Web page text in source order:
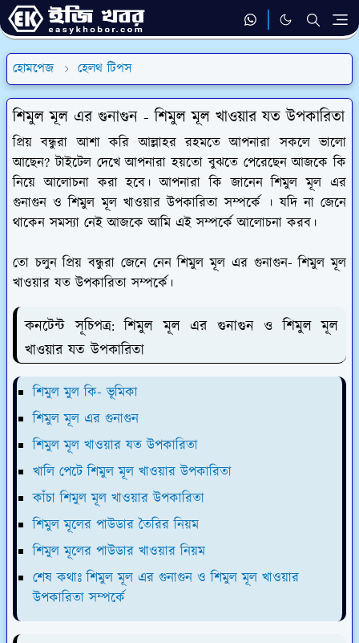
হোমপেজ হেলথ টিপস
শিমুল মূল এর গুনাগুন - শিমুল মূল খাওয়ার যত উপকারিতা
প্রিয় বন্ধুরা আশা করি আল্লাহর রহমতে আপনারা সকলে ভালো
আছেন? টাইটেল দেখে আপনারা হয়তো বুঝতে পেরেছেন আজকে কি
নিয়ে আলোচনা করা হবে। আপনারা কি জানেন শিমুল মূল এর
গুনাগুন ও শিমুল মূল খাওয়ার উপকারিতা সম্পর্কে । যদি না জেনে
থাকেন সমস্যা নেই আজকে আমি এই সম্পর্কে আলোচনা করব।
তো চলুন প্রিয় বন্ধুরা জেনে নেন শিমুল মূল এর গুনাগুন- শিমুল মূল
খাওয়ার যত উপকারিতা সম্পর্কে।
কনটেন্ট সূচিপত্র: শিমুল মূল এর গুনাগুন ও শিমুল মূল
খাওয়ার যত উপকারিতা
শিমুল মুল কি- ভূমিকা
শিমুল মূল এর গুনাগুন
শিমুল মূল খাওয়ার যত উপকারিতা
খালি পেটে শিমুল মূল খাওয়ার উপকারিতা
কাঁচা শিমুল মূল খাওয়ার উপকারিতা
শিমুল মূলের পাউডার তৈরির নিয়ম
শিমুল মূলের পাউডার খাওয়ার নিয়ম
শেষ কথাঃ শিমুল মূল এর গুনাগুন ও শিমুল মূল খাওয়ার
উপকারিতা সম্পর্কে